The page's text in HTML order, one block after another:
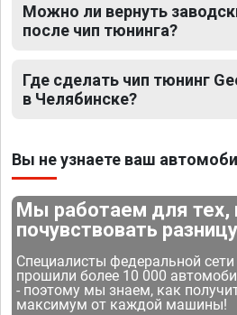
Можно ли вернуть
после чип тюнинга?
Где сделать чип тюнинг
в Челябинске?
Вы не узнаете ваш
Мы работаем для тех,
почувствовать
Специалисты федеральной
прошили более 10 000
- поэтому мы знаем, как
максимум от каждой машины!